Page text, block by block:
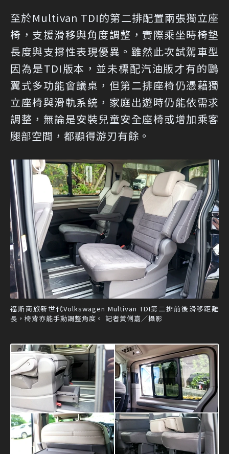
至於Multivan TDI的第二排配置兩張獨立座
椅，支援滑移與角度調整，實際乘坐時椅墊
長度與支撐性表現優異。雖然此次試駕車型
因為是TDI版本，並未標配汽油版才有的鷗
翼式多功能會議桌，但第二排座椅仍憑藉獨
立座椅與滑軌系統，家庭出遊時仍能依需求
調整，無論是安裝兒童安全座椅或增加乘客
腿部空間，都顯得游刃有餘。
福斯商旅新世代Volkswagen Multivan TDI第二排前後滑移距離
長，椅背亦能手動調整角度。 記者黃俐嘉／攝影